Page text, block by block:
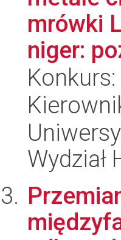
mrówki
niger:
Konkurs:
Wydział